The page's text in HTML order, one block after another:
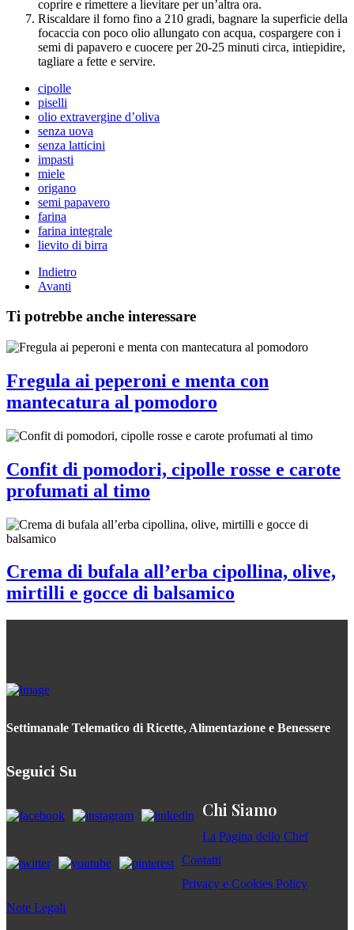
coprire e rimettere a lievitare per un’altra ora.
Riscaldare il forno fino a 210 gradi, bagnare la superficie della
focaccia con poco olio allungato con acqua, cospargere con i
semi di papavero e cuocere per 20-25 minuti circa, intiepidire,
tagliare a fette e servire.
cipolle
piselli
olio extravergine d’oliva
senza uova
senza latticini
impasti
miele
origano
semi papavero
farina
farina integrale
lievito di birra
Indietro
Avanti
Ti potrebbe anche interessare
Fregula ai peperoni e menta con
mantecatura al pomodoro
Confit di pomodori, cipolle rosse e carote
profumati al timo
Crema di bufala all’erba cipollina, olive,
mirtilli e gocce di balsamico
Settimanale Telematico di Ricette, Alimentazione e Benessere
Seguici Su
Chi Siamo
La Pagina dello Chef
Contatti
Privacy e Cookies Policy
Note Legali